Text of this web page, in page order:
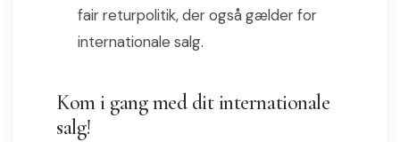
fair returpolitik, der også gælder for
internationale salg.
Kom i gang med dit internationale
salg!